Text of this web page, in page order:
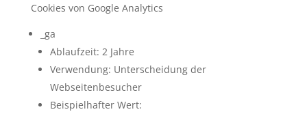
Cookies von Google Analytics
_ga
Ablaufzeit: 2 Jahre
Verwendung: Unterscheidung der
Webseitenbesucher
Beispielhafter Wert: